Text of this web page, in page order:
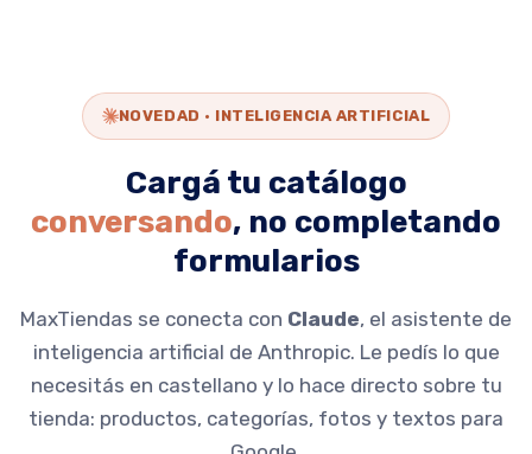
NOVEDAD · INTELIGENCIA ARTIFICIAL
Cargá tu catálogo
conversando, no completando
formularios
MaxTiendas se conecta con Claude, el asistente de
inteligencia artificial de Anthropic. Le pedís lo que
necesitás en castellano y lo hace directo sobre tu
tienda: productos, categorías, fotos y textos para